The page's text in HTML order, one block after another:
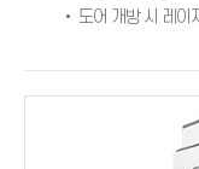
• 도어 개방 시 레이